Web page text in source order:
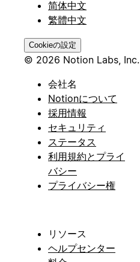
简体中文
繁體中文
Cookieの設定
© 2026 Notion Labs, Inc.
会社名
Notionについて
採用情報
セキュリティ
ステータス
利用規約とプライ
バシー
プライバシー権
リソース
ヘルプセンター